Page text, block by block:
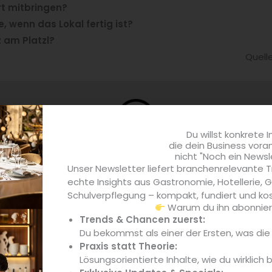
mitbringen?
wenn das Lokal fertig ist?
am Platzl?
Nationalmannschaft der
trainiert für den 5.
achten Mal in eineminternationalen Wettbewerb der
Du willst konkrete
die dein Business
nicht "Noch ein
Unser Newsletter liefert branchenrelevante
echte Insights aus Gastronomie, Hotellerie,
Schulverpflegung – kompakt, fundiert und
Warum du ihn
Trends & Chancen zuerst:
Du bekommst als einer der Ersten, was
Praxis statt Theorie:
Lösungsorientierte Inhalte, wie du wirklich